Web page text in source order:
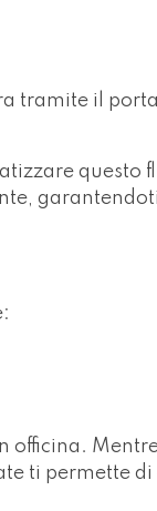
tramite il
officina.
ti permette